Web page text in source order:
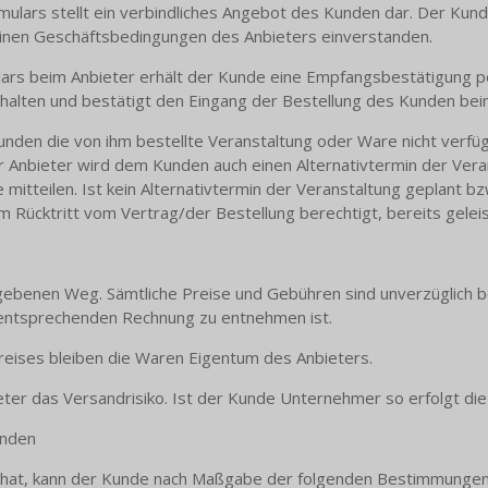
stellt ein verbindliches Angebot des Kunden dar. Der
Geschäftsbedingungen des Anbieters einverstanden.
beim Anbieter erhält der Kunde eine Empfangsbestätigung
und bestätigt den Eingang der Bestellung des Kunden
die von ihm bestellte Veranstaltung oder Ware nicht
wird dem Kunden auch einen Alternativtermin der
Ist kein Alternativtermin der Veranstaltung geplant
Rücktritt vom Vertrag/der Bestellung berechtigt, bereits
Weg. Sämtliche Preise und Gebühren sind unverzüglich
Rechnung zu entnehmen ist.
bleiben die Waren Eigentum des Anbieters.
das Versandrisiko. Ist der Kunde Unternehmer so erfolgt
kann der Kunde nach Maßgabe der folgenden